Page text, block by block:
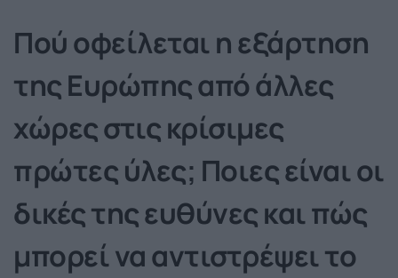
Πού οφείλεται η εξάρτηση
της Ευρώπης από άλλες
χώρες στις κρίσιμες
πρώτες ύλες; Ποιες είναι οι
δικές της ευθύνες και πώς
μπορεί να αντιστρέψει το